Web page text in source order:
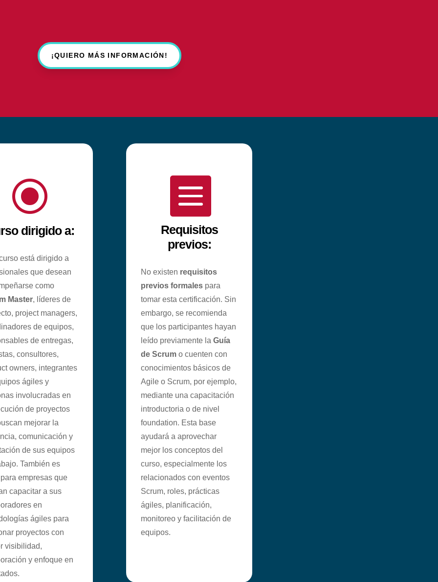
¡QUIERO MÁS INFORMACIÓN!
\
dirigido a:
está dirigido a
que desean
como
Master, líderes de
project managers,
de equipos,
de entregas,
consultores,
owners, integrantes
ágiles y
involucradas en
de proyectos
mejorar la
comunicación y
de sus equipos
También es
empresas que
capacitar a sus
en
ágiles para
proyectos con
visibilidad,
y enfoque en

Requisitos
previos:
No existen requisitos
previos formalespara
tomar esta certificación. Sin
embargo, se recomienda
que los participantes hayan
leído previamente la Guía
de Scrumo cuenten con
conocimientos básicos de
Agile o Scrum, por ejemplo,
mediante una capacitación
introductoria o de nivel
foundation. Esta base
ayudará a aprovechar
mejor los conceptos del
curso, especialmente los
relacionados con eventos
Scrum, roles, prácticas
ágiles, planificación,
monitoreo y facilitación de
equipos.